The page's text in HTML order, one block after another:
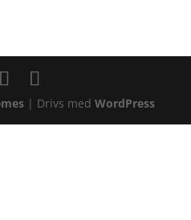
| Drivs med WordPress